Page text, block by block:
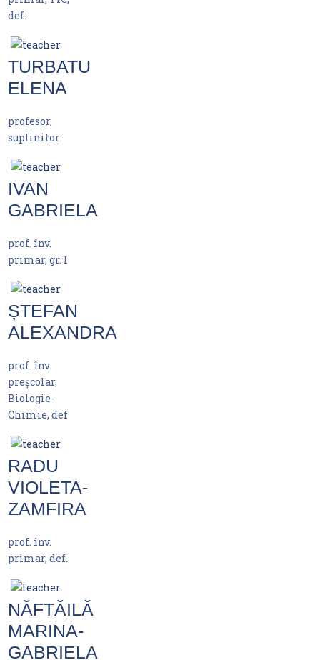
def.
TURBATU
ELENA
profesor,
suplinitor
IVAN
GABRIELA
prof. înv.
primar, gr. I
ȘTEFAN
ALEXANDRA
prof. înv.
preșcolar,
Biologie-
Chimie, def
RADU
VIOLETA-
ZAMFIRA
prof. înv.
primar, def.
NĂFTĂILĂ
MARINA-
GABRIELA